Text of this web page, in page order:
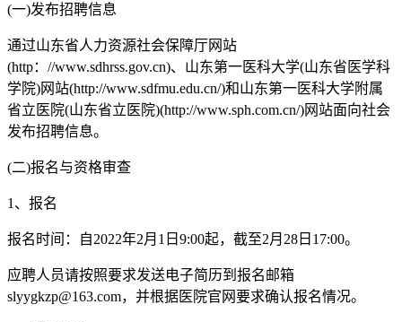
(一)发布招聘信息
通过山东省人力资源社会保障厅网站
(http：//www.sdhrss.gov.cn)、山东第一医科大学(山东省医学科
学院)网站(http://www.sdfmu.edu.cn/)和山东第一医科大学附属
省立医院(山东省立医院)(http://www.sph.com.cn/)网站面向社会
发布招聘信息。
(二)报名与资格审查
1、报名
报名时间：自2022年2月1日9:00起，截至2月28日17:00。
应聘人员请按照要求发送电子简历到报名邮箱
slyygkzp@163.com，并根据医院官网要求确认报名情况。